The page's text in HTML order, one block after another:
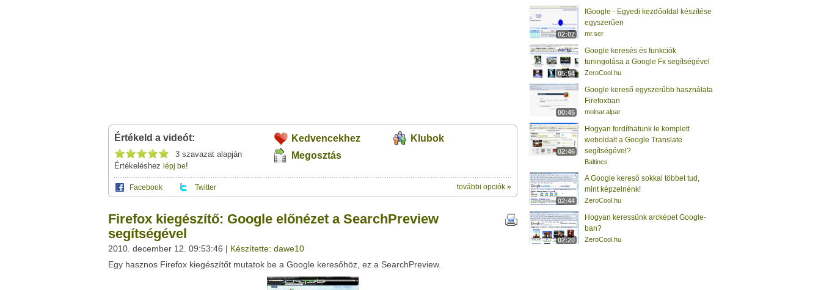
Értékeld a videót:
3 szavazat alapján
Értékeléshez lépj be!
Kedvencekhez
Klubok
Megosztás
Facebook Twitter további opciók »
használhatod a saját leveleződet,vagyezt a felületet:
Neved:
Ez a videó nem még nem tartozik egy klubhoz sem.
Ha van egy kis időd,nézz szét meglévő klubjaink között
Firefox kiegészítő: Google előnézet a SearchPreview
segítségével
2010. december 12. 09:53:46 | Készítette: dawe10
Egy hasznos Firefox kiegészítőt mutatok be a Google keresőhöz, ez a SearchPreview.
02:02
IGoogle - Egyedi kezdőoldal készítése
egyszerűen
mr.ser
05:54
Google keresés és funkciók
tuningolása a Google Fx segítségével
ZeroCool.hu
00:45
Google kereső egyszerűbb használata
Firefoxban
molnar.alpar
02:46
Hogyan fordíthatunk le komplett
weboldalt a Google Translate
segítségével?
Baltincs
02:44
A Google kereső sokkal többet tud,
mint képzelnénk!
ZeroCool.hu
02:20
Hogyan keressünk arcképet Google-
ban?
ZeroCool.hu